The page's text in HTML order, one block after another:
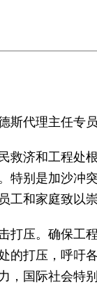
斯代理主任专
救济和工程处
特别是加沙冲
工和家庭致以
打压。确保工
的打压，呼吁
，国际社会特